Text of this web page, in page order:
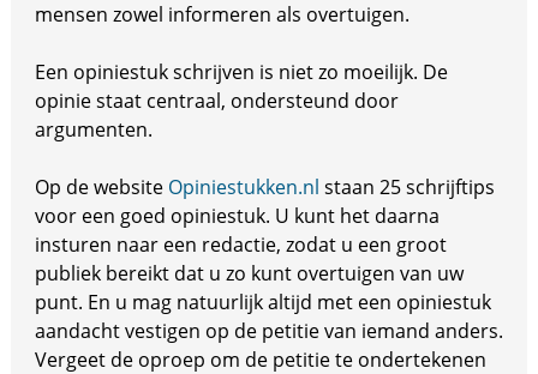
mensen zowel informeren als overtuigen.
Een opiniestuk schrijven is niet zo moeilijk. De
opinie staat centraal, ondersteund door
argumenten.
Op de website Opiniestukken.nl staan 25 schrijftips
voor een goed opiniestuk. U kunt het daarna
insturen naar een redactie, zodat u een groot
publiek bereikt dat u zo kunt overtuigen van uw
punt. En u mag natuurlijk altijd met een opiniestuk
aandacht vestigen op de petitie van iemand anders.
Vergeet de oproep om de petitie te ondertekenen